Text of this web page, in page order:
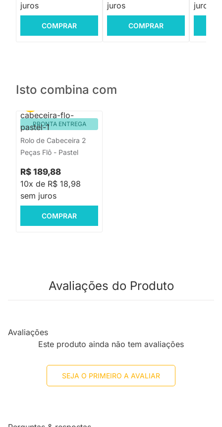
juros
COMPRAR
juros
COMPRAR
juros
Isto combina com
PRONTA ENTREGA
Rolo de Cabeceira 2
Peças Flô - Pastel
R$ 189,88
10x de R$ 18,98
sem juros
COMPRAR
Avaliações do Produto
Avaliações
Este produto ainda não tem avaliações
SEJA O PRIMEIRO A AVALIAR